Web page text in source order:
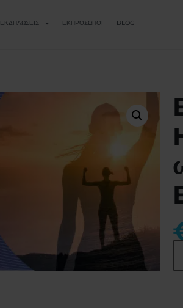
ΕΚΔΗΛΩΣΕΙΣ ΕΚΠΡΌΣΩΠΟΙ BLOG